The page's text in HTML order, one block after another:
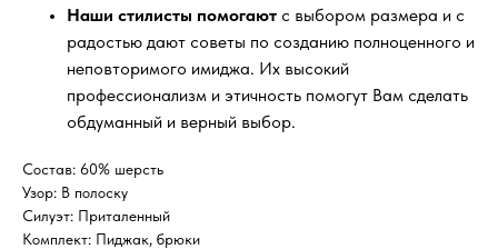
Наши стилисты помогают с выбором размера и с
радостью дают советы по созданию полноценного и
неповторимого имиджа. Их высокий
профессионализм и этичность помогут Вам сделать
обдуманный и верный выбор.
Состав: 60% шерсть
Узор: В полоску
Силуэт: Приталенный
Комплект: Пиджак, брюки